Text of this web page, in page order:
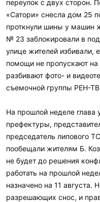
переулок с двух сторон.
«Сатори» снесла дом 25
проткнули шины у машин
№ 23 заблокировали в
улице жителей
помощи не пропускают на
разбивают фото- и
съемочной группы РЕН-
На прошлой неделе глава
префектуры,
председатель липового
пообещали жителям Б.
не будет до решения
работать на прошлой
назначено на 11 августа.
разрешающих снос, и